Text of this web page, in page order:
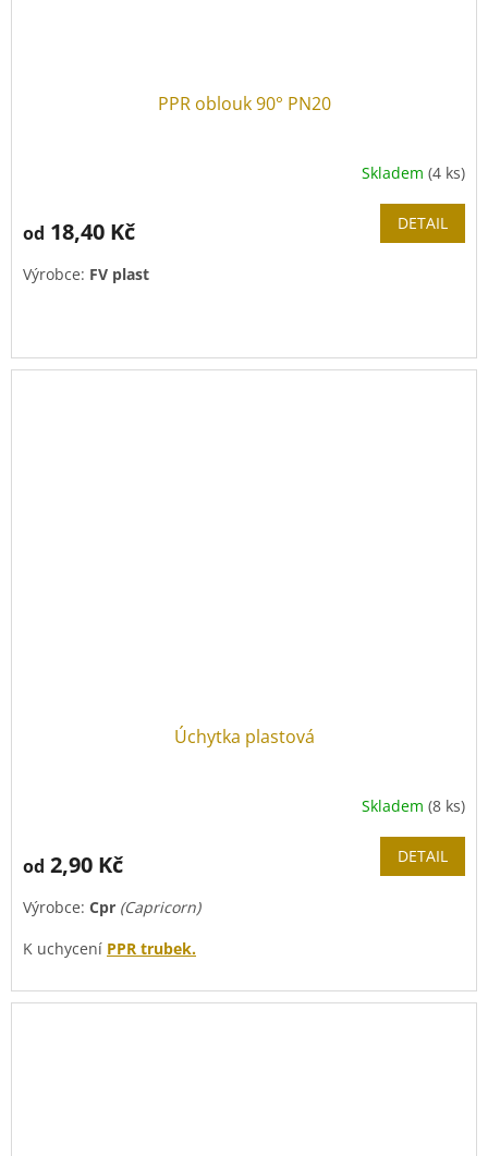
PPR oblouk 90° PN20
Skladem (4 ks)
od 18,40 Kč DETAIL
Výrobce: FV plast
Úchytka plastová
Skladem (8 ks)
od 2,90 Kč DETAIL
Výrobce: Cpr (Capricorn)
K uchycení PPR trubek.
Cena za 1 úchytku(na druhém obrázku je příklad zapojení